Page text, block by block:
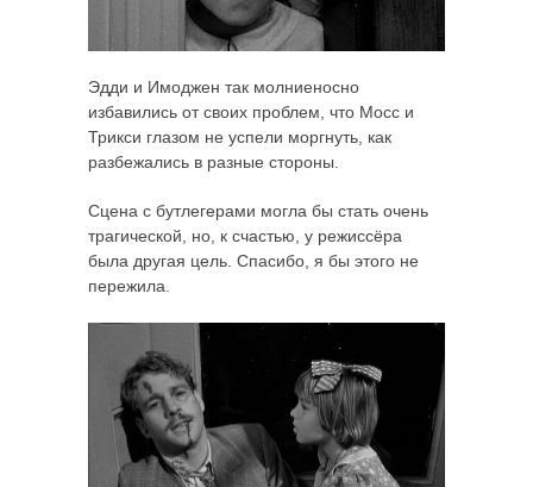
Эдди и Имоджен так молниеносно
избавились от своих проблем, что Мосс и
Трикси глазом не успели моргнуть, как
разбежались в разные стороны.
Сцена с бутлегерами могла бы стать очень
трагической, но, к счастью, у режиссёра
была другая цель. Спасибо, я бы этого не
пережила.